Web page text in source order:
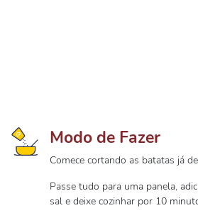
Modo de Fazer
Comece cortando as batatas já
Passe tudo para uma panela,
sal e deixe cozinhar por 10